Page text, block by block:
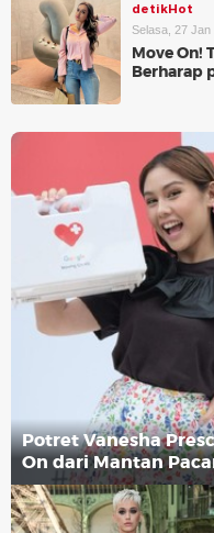
detikHot
Selasa, 27 Jan
Move On!
Berharap
Potret Vanesha
On dari Mantan